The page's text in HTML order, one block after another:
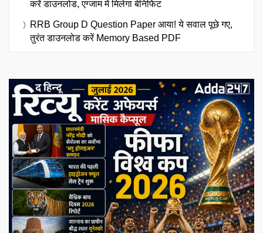
करें डाउनलोड, एग्जाम में मिलेगा बेनिफिट
RRB Group D Question Paper आया! ये सवाल पूछे गए,
तुरंत डाउनलोड करें Memory Based PDF